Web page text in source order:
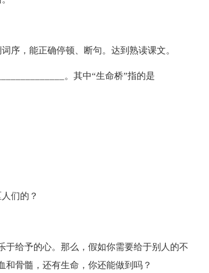
序，能正确停顿、断句。达到熟读课文。
。其中“生命桥”指的是
们的？
于给予的心。那么，假如你需要给于别人的不
骨髓，还有生命，你还能做到吗？